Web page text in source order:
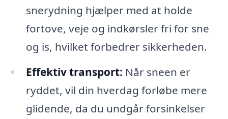
snerydning hjælper med at holde
fortove, veje og indkørsler fri for sne
og is, hvilket forbedrer sikkerheden.
Effektiv transport: Når sneen er
ryddet, vil din hverdag forløbe mere
glidende, da du undgår forsinkelser